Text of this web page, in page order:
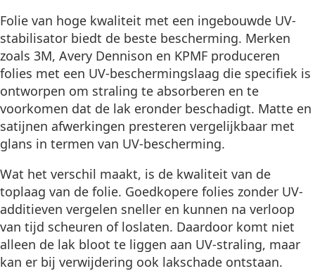
Folie van hoge kwaliteit met een ingebouwde UV-
stabilisator biedt de beste bescherming. Merken
zoals 3M, Avery Dennison en KPMF produceren
folies met een UV-beschermingslaag die specifiek is
ontworpen om straling te absorberen en te
voorkomen dat de lak eronder beschadigt. Matte en
satijnen afwerkingen presteren vergelijkbaar met
glans in termen van UV-bescherming.
Wat het verschil maakt, is de kwaliteit van de
toplaag van de folie. Goedkopere folies zonder UV-
additieven vergelen sneller en kunnen na verloop
van tijd scheuren of loslaten. Daardoor komt niet
alleen de lak bloot te liggen aan UV-straling, maar
kan er bij verwijdering ook lakschade ontstaan.